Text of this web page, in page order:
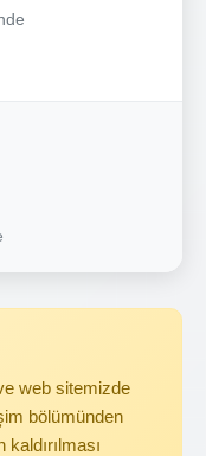
web sitemizde
bölümünden